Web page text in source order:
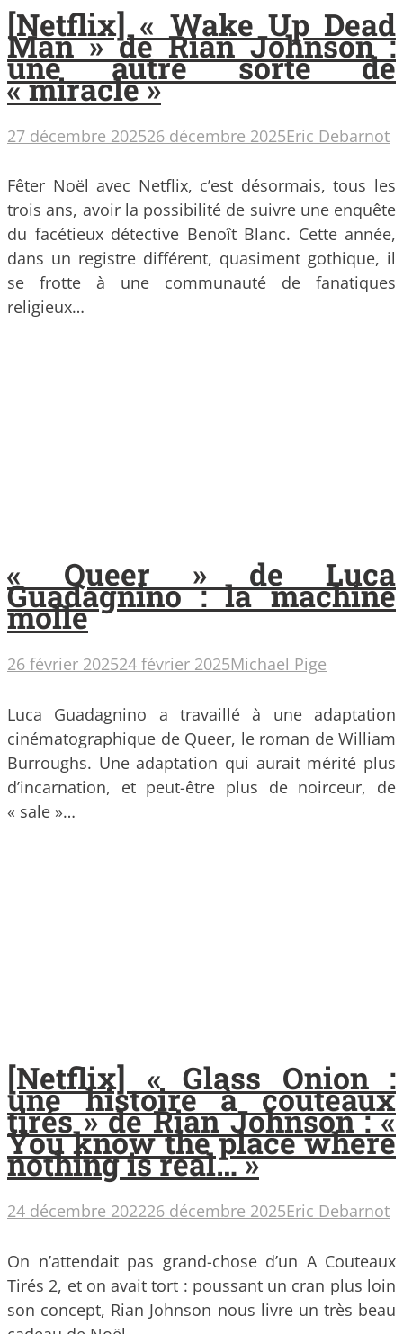
[Netflix] « Wake Up Dead
Man » de Rian Johnson :
une autre sorte de
« miracle »
27 décembre 202526 décembre 2025Eric Debarnot
Fêter Noël avec Netflix, c’est désormais, tous les
trois ans, avoir la possibilité de suivre une enquête
du facétieux détective Benoît Blanc. Cette année,
dans un registre différent, quasiment gothique, il
se frotte à une communauté de fanatiques
religieux…
« Queer » de Luca
Guadagnino : la machine
molle
26 février 202524 février 2025Michael Pige
Luca Guadagnino a travaillé à une adaptation
cinématographique de Queer, le roman de William
Burroughs. Une adaptation qui aurait mérité plus
d’incarnation, et peut-être plus de noirceur, de
« sale »…
[Netflix] « Glass Onion :
une histoire à couteaux
tirés » de Rian Johnson : «
You know the place where
nothing is real… »
24 décembre 202226 décembre 2025Eric Debarnot
On n’attendait pas grand-chose d’un A Couteaux
Tirés 2, et on avait tort : poussant un cran plus loin
son concept, Rian Johnson nous livre un très beau